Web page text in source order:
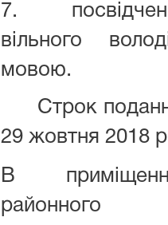
7.
вільного
мовою.
Строк
29 жовтня 2018
В